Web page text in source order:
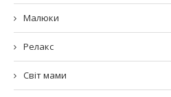
Малюки
Релакс
Світ мами